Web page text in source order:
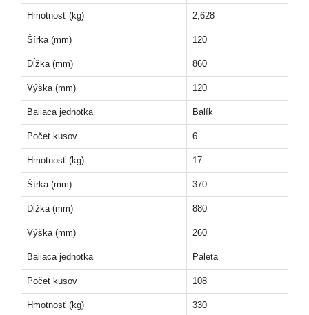
Hmotnosť (kg) 2,628
Šírka (mm) 120
Dĺžka (mm) 860
Výška (mm) 120
Baliaca jednotka Balík
Počet kusov 6
Hmotnosť (kg) 17
Šírka (mm) 370
Dĺžka (mm) 880
Výška (mm) 260
Baliaca jednotka Paleta
Počet kusov 108
Hmotnosť (kg) 330